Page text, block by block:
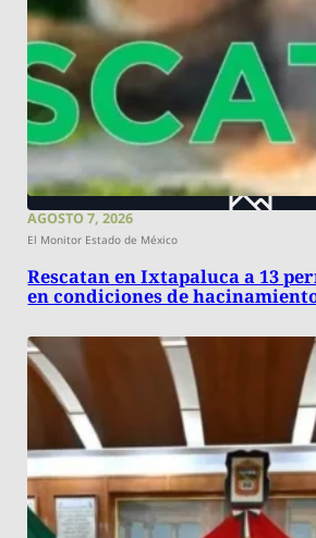
AGOSTO 7, 2026
El Monitor Estado de México
Rescatan en Ixtapaluca a 13
en condiciones de